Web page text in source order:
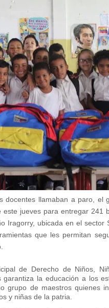
docentes llamaban a paro, el
jueves para entregar 241
Iragorry, ubicada en el sector
que les permitan
de Derecho de Niños,
la educación a los
grupo de maestros quienes
y niñas de la patria.